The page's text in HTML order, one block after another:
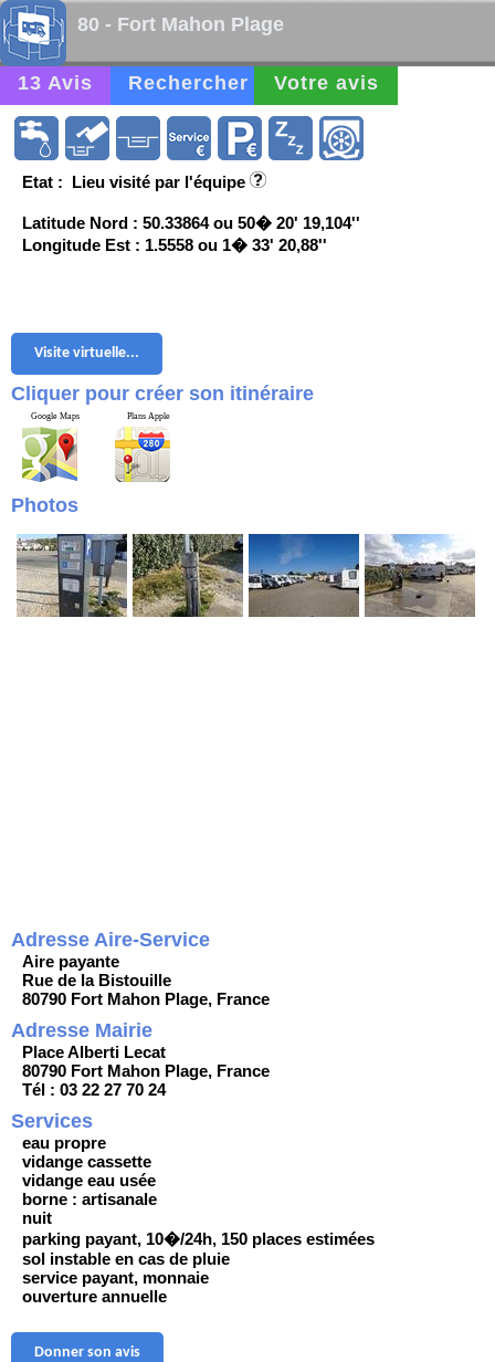
80 - Fort Mahon Plage
13 Avis Rechercher Votre avis
Etat : Lieu visité par l'équipe
Latitude Nord : 50.33864 ou 50� 20' 19,104''
Longitude Est : 1.5558 ou 1� 33' 20,88''
Visite virtuelle...
Cliquer pour créer son itinéraire
Google Maps Plans Apple
Photos
Adresse Aire-Service
Aire payante
Rue de la Bistouille
80790 Fort Mahon Plage, France
Adresse Mairie
Place Alberti Lecat
80790 Fort Mahon Plage, France
Tél : 03 22 27 70 24
Services
eau propre
vidange cassette
vidange eau usée
borne : artisanale
nuit
parking payant, 10�/24h, 150 places estimées
sol instable en cas de pluie
service payant, monnaie
ouverture annuelle
Donner son avis